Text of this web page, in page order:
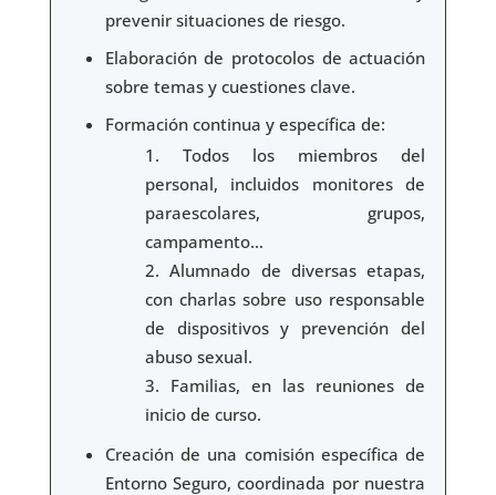
prevenir situaciones de riesgo.
Elaboración de protocolos de actuación
sobre temas y cuestiones clave.
Formación continua y específica de:
Todos los miembros del
personal, incluidos monitores de
paraescolares, grupos,
campamento…
Alumnado de diversas etapas,
con charlas sobre uso responsable
de dispositivos y prevención del
abuso sexual.
Familias, en las reuniones de
inicio de curso.
Creación de una comisión específica de
Entorno Seguro, coordinada por nuestra